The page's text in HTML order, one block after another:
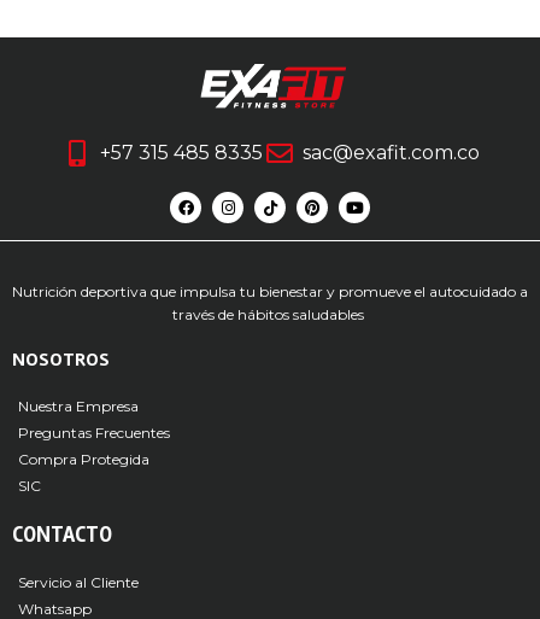
+57 315 485 8335 sac@exafit.com.co
Nutrición deportiva que impulsa tu bienestar y promueve el autocuidado a
través de hábitos saludables
NOSOTROS
Nuestra Empresa
Preguntas Frecuentes
Compra Protegida
SIC
CONTACTO
Servicio al Cliente
Whatsapp